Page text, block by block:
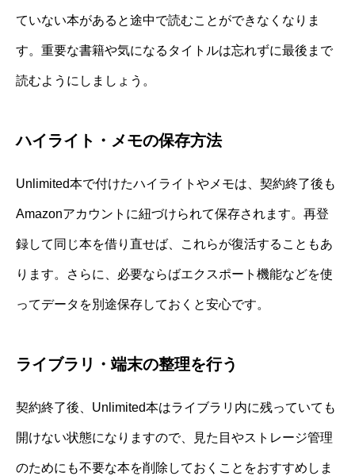
ていない本があると途中で読むことができなくなりま
す。重要な書籍や気になるタイトルは忘れずに最後まで
読むようにしましょう。
ハイライト・メモの保存方法
Unlimited本で付けたハイライトやメモは、契約終了後も
Amazonアカウントに紐づけられて保存されます。再登
録して同じ本を借り直せば、これらが復活することもあ
ります。さらに、必要ならばエクスポート機能などを使
ってデータを別途保存しておくと安心です。
ライブラリ・端末の整理を行う
契約終了後、Unlimited本はライブラリ内に残っていても
開けない状態になりますので、見た目やストレージ管理
のためにも不要な本を削除しておくことをおすすめしま